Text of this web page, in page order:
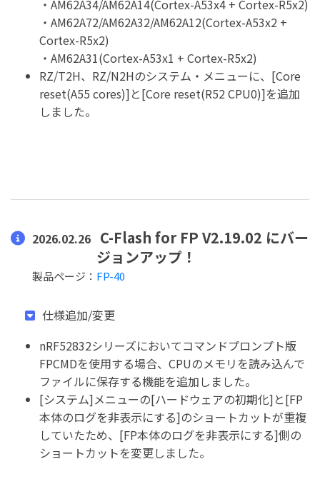
・AM62A34/AM62A14(Cortex-A53x4 + Cortex-R5x2)
・AM62A72/AM62A32/AM62A12(Cortex-A53x2 +
Cortex-R5x2)
・AM62A31(Cortex-A53x1 + Cortex-R5x2)
RZ/T2H、RZ/N2Hのシステム・メニューに、[Core
reset(A55 cores)]と[Core reset(R52 CPU0)]を追加
しました。
2026.02.26 C-Flash for FP V2.19.02 にバー
ジョンアップ！
製品ページ： FP-40
仕様追加/変更
nRF52832シリーズにおいてコマンドプロンプト版
FPCMDを使用する場合、CPUのメモリを読み込んで
ファイルに保存する機能を追加しました。
[システム]メニューの[ハードウェアの初期化]と[FP
本体のログを非表示にする]のショートカットが重複
していたため、[FP本体のログを非表示にする]側の
ショートカットを変更しました。